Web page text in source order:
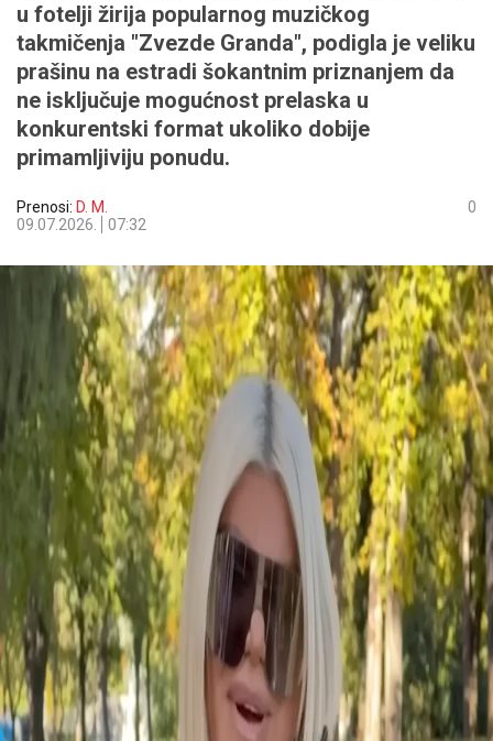
u fotelji žirija popularnog muzičkog
takmičenja "Zvezde Granda", podigla je veliku
prašinu na estradi šokantnim priznanjem da
ne isključuje mogućnost prelaska u
konkurentski format ukoliko dobije
primamljiviju ponudu.
Prenosi: D. M.
09.07.2026.
07:32
0